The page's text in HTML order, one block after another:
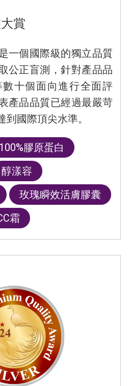
賞
一個國際級的獨立品質
公正盲測，針對產品品
十個面向進行全面評
產品品質已經過最嚴苛
到國際頂尖水準。
膠原蛋白
醇漾容
玫瑰瞬效活膚膠囊
霜